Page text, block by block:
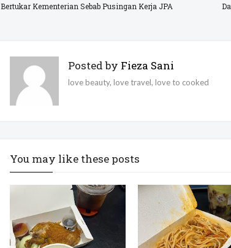
Bertukar Kementerian Sebab Pusingan Kerja JPA
Posted by Fieza Sani
love beauty, love travel, love to cooked
You may like these posts